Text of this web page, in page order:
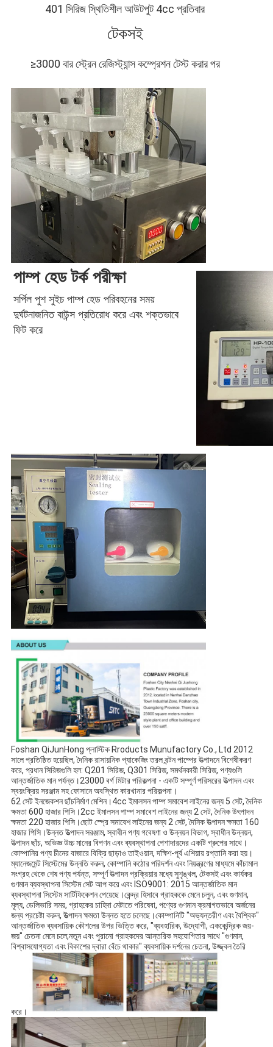
401 সিরিজ স্থিতিশীল আউটপুট 4cc প্রতিবার
টেকসই
≥3000 বার স্ট্রেন রেজিস্ট্যান্স কম্প্রেশন টেস্ট করার পর
পাম্প হেড টর্ক পরীক্ষা
সর্পিল পুশ সুইচ পাম্প হেড পরিবহনের সময়
দুর্ঘটনাজনিত বাউন্স প্রতিরোধ করে এবং শক্তভাবে
ফিট করে
Foshan QiJunHong প্লাস্টিক Rroducts Munufactory Co., Ltd 2012
সালে প্রতিষ্ঠিত হয়েছিল, দৈনিক রাসায়নিক প্যাকেজিং তরল বন্টন পাম্পের উত্পাদনে বিশেষীকরণ
করে, প্রধান সিরিজগুলি হল: Q201 সিরিজ, Q301 সিরিজ, সমর্থনকারী সিরিজ, পণ্যগুলি
আন্তর্জাতিক মান পর্যন্ত।23000 বর্গ মিটার পরিকল্পনা - একটি সম্পূর্ণ পরিসরের উত্পাদন এবং
স্বয়ংক্রিয় সরঞ্জাম সহ ফোসানে অবস্থিত কারখানার পরিকল্পনা।
62 সেট ইনজেকশন ছাঁচনির্মাণ মেশিন।4cc ইমালসন পাম্প সমাবেশ লাইনের জন্য 5 সেট, দৈনিক
ক্ষমতা 600 হাজার পিসি।2cc ইমালসন পাম্প সমাবেশ লাইনের জন্য 2 সেট, দৈনিক উৎপাদন
ক্ষমতা 220 হাজার পিসি।ছোট স্প্রে সমাবেশ লাইনের জন্য 2 সেট, দৈনিক উত্পাদন ক্ষমতা 160
হাজার পিসি।উন্নত উত্পাদন সরঞ্জাম, স্বাধীন পণ্য গবেষণা ও উন্নয়ন বিভাগ, স্বাধীন উন্নয়ন,
উত্পাদন ছাঁচ, অভিজ্ঞ উচ্চ মানের বিপণন এবং ব্যবস্থাপনা পেশাদারদের একটি গ্রুপের সাথে।
কোম্পানির পণ্য চীনের বাজারে বিক্রি ছাড়াও তাইওয়ান, দক্ষিণ-পূর্ব এশিয়ায় রপ্তানি করা হয়।
ম্যানেজমেন্ট সিস্টেমের উন্নতি করুন, কোম্পানি কঠোর পরিদর্শন এবং নিয়ন্ত্রণের মাধ্যমে কাঁচামাল
সংগ্রহ থেকে শেষ পণ্য পর্যন্ত, সম্পূর্ণ উত্পাদন প্রক্রিয়ার মধ্যে সুশৃঙ্খল, টেকসই এবং কার্যকর
গুণমান ব্যবস্থাপনা সিস্টেম সেট আপ করে এবং ISO9001: 2015 আন্তর্জাতিক মান
ব্যবস্থাপনা সিস্টেম সার্টিফিকেশন পেয়েছে।কেন্দ্র হিসাবে গ্রাহককে মেনে চলুন, এবং গুণমান,
মূল্য, ডেলিভারি সময়, গ্রাহকের চাহিদা মেটাতে পরিষেবা, পণ্যের গুণমান ক্রমাগতভাবে অর্জনের
জন্য প্রচেষ্টা করুন, উত্পাদন ক্ষমতা উন্নত হতে চলেছে।কোম্পানিটি "অভ্যন্তরীণ এবং বৈশ্বিক"
আন্তর্জাতিক ব্যবসায়িক কৌশলের উপর ভিত্তি করে, "ব্যবহারিক, উদ্যোগী, এককেন্দ্রিক জয়-
জয়" চেতনা মেনে চলে;নতুন এবং পুরানো গ্রাহকদের আন্তরিক সহযোগিতার সাথে "গুণমান,
বিশ্বাসযোগ্যতা এবং বিকাশের দ্বারা বেঁচে থাকার" ব্যবসায়িক দর্শনের চেতনা, উজ্জ্বল তৈরি
করে।